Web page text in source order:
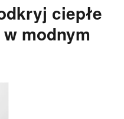
ciepłe
modnym